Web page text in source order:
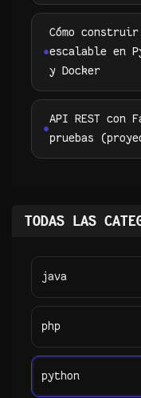
Cómo
escalable en
y Docker
API REST con
pruebas
TODAS LAS
java
php
python